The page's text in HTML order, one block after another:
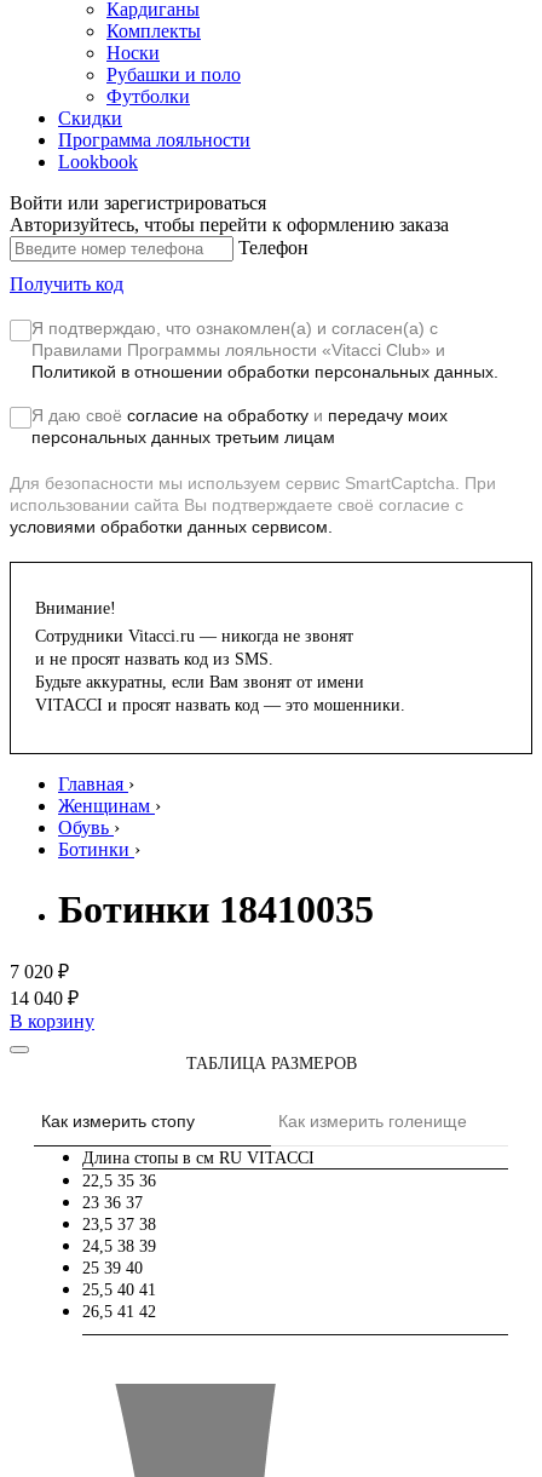
Кардиганы
Комплекты
Носки
Рубашки и поло
Футболки
Скидки
Программа лояльности
Lookbook
Войти или зарегистрироваться
Авторизуйтесь, чтобы перейти к оформлению заказа
Телефон
Получить код
Я подтверждаю, что ознакомлен(а) и согласен(а) с
Правилами Программы лояльности «Vitacci Club» и
Политикой в отношении обработки персональных данных.
Я даю своё согласие на обработку и передачу моих
персональных данных третьим лицам
Для безопасности мы используем сервис SmartCaptcha. При
использовании сайта Вы подтверждаете своё согласие с
условиями обработки данных сервисом.
Внимание!
Сотрудники Vitacci.ru — никогда не звонят
и не просят назвать код из SMS.
Будьте аккуратны, если Вам звонят от имени
VITACCI и просят назвать код — это мошенники.
Главная ›
Женщинам ›
Обувь ›
Ботинки ›
Ботинки 18410035
7 020 ₽
14 040 ₽
В корзину
ТАБЛИЦА РАЗМЕРОВ
Как измерить стопу Как измерить голенище
Длина стопы в см RU VITACCI
22,5 35 36
23 36 37
23,5 37 38
24,5 38 39
25 39 40
25,5 40 41
26,5 41 42